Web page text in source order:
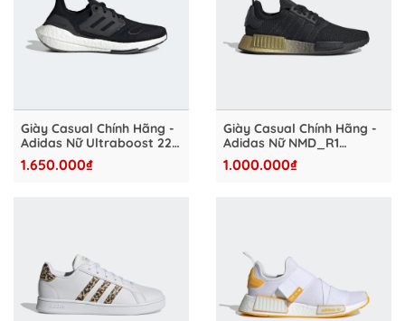
Giày Casual Chính Hãng -
Adidas Nữ Ultraboost 22
'Black' - GX9783
1.650.000₫
Giày Casual Chính Hãng -
Adidas Nữ NMD_R1
"Black" - FU9352
1.000.000₫